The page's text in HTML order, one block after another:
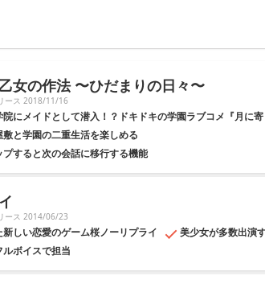
女の作法 〜ひだまりの日々〜
ース 2018/11/16
にメイドとして潜入！？ドキドキの学園ラブコメ『月に寄
と学園の二重生活を楽しめる
すると次の会話に移行する機能
ース 2014/06/23
しい恋愛のゲーム桜ノーリプライ
美少女が多数出演
ボイスで担当